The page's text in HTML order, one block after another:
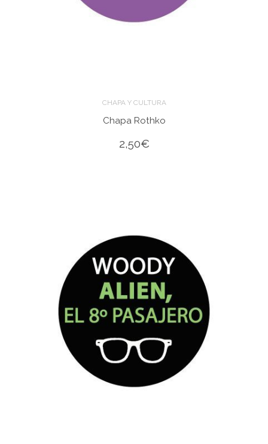
CHAPA Y CULTURA
Chapa Rothko
2,50€